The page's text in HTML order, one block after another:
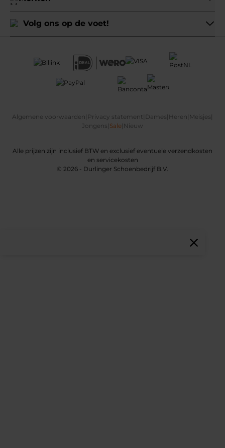
Volg ons op de voet!
Algemene voorwaarden Privacy statement Dames Heren Meisjes
Jongens Sale Nieuw
Alle prijzen zijn inclusief BTW en exclusief eventuele verzendkosten
en servicekosten
© 2026 - Durlinger Schoenbedrijf B.V.